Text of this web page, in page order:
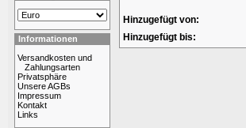
Informationen
Versandkosten und
Zahlungsarten
Privatsphäre
Unsere AGBs
Impressum
Kontakt
Links
Hinzugefügt von:
Hinzugefügt bis: